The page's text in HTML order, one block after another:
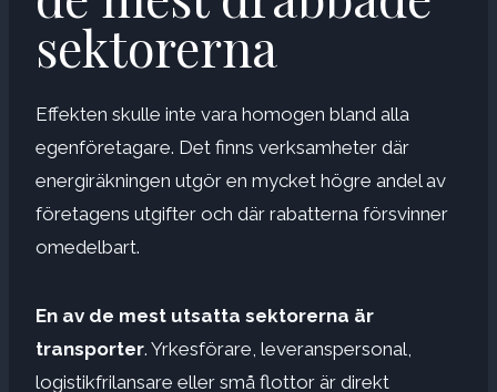
sektorerna
Effekten skulle inte vara homogen bland alla
egenföretagare. Det finns verksamheter där
energiräkningen utgör en mycket högre andel av
företagens utgifter och där rabatterna försvinner
omedelbart.
En av de mest utsatta sektorerna är
transporter. Yrkesförare, leveranspersonal,
logistikfrilansare eller små flottor är direkt